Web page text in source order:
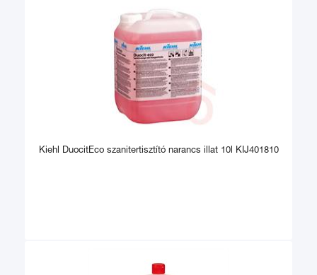
Kiehl DuocitEco szanitertisztító narancs illat 10l KIJ401810